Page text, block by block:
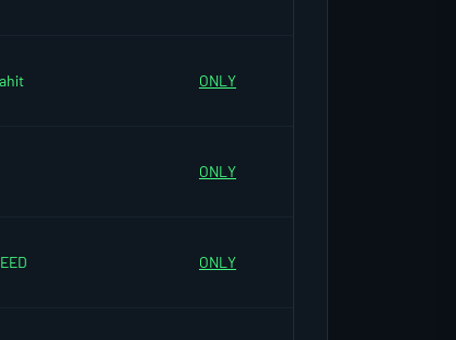
ONLY
ONLY
ONLY